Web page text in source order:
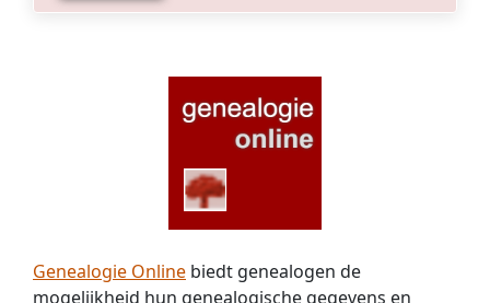
Genealogie Online biedt genealogen de
mogelijkheid hun genealogische gegevens en